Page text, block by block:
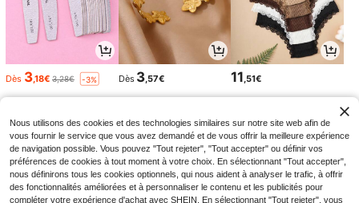
Dès 3,18€ 3,28€ -3% Dès 3 ,57€ 11 ,51€
Nous utilisons des cookies et des technologies similaires sur notre site web afin de
vous fournir le service que vous avez demandé et de vous offrir la meilleure expérience
de navigation possible. Vous pouvez "Tout rejeter", "Tout accepter" ou définir vos
préférences de cookies à tout moment à votre choix. En sélectionnant "Tout accepter",
nous définirons tous les cookies optionnels, qui nous aident à analyser le trafic, à offrir
des fonctionnalités améliorées et à personnaliser le contenu et les publicités pour
compléter votre expérience d'achat avec SHEIN. En sélectionnant "Tout rejeter", vous